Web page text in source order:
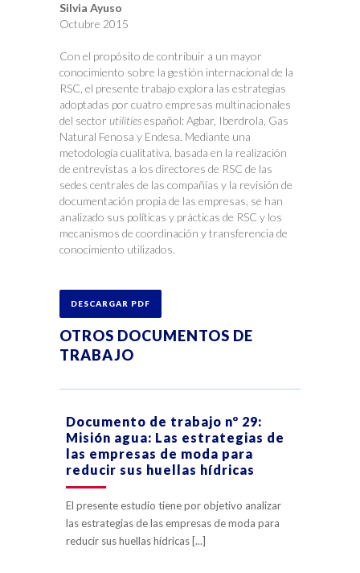
Silvia Ayuso
Octubre 2015
Con el propósito de contribuir a un mayor
conocimiento sobre la gestión internacional de la
RSC, el presente trabajo explora las estrategias
adoptadas por cuatro empresas multinacionales
del sector utilitiesespañol: Agbar, Iberdrola, Gas
Natural Fenosa y Endesa. Mediante una
metodología cualitativa, basada en la realización
de entrevistas a los directores de RSC de las
sedes centrales de las compañías y la revisión de
documentación propia de las empresas, se han
analizado sus políticas y prácticas de RSC y los
mecanismos de coordinación y transferencia de
conocimiento utilizados.
DESCARGAR PDF
OTROS DOCUMENTOS DE
TRABAJO
Documento de trabajo nº 29:
Misión agua: Las estrategias de
las empresas de moda para
reducir sus huellas hídricas
El presente estudio tiene por objetivo analizar
las estrategias de las empresas de moda para
reducir sus huellas hídricas [...]